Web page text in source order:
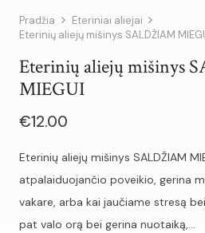
Pradžia
Eteriniai aliejai
Eterinių aliejų mišinys SALDŽIAM
Eterinių aliejų mišinys
MIEGUI
€12.00
Eterinių aliejų mišinys SALDŽIAM
atpalaiduojančio poveikio, gerina
vakare, arba kai jaučiame stresą
pat valo orą bei gerina nuotaiką,…